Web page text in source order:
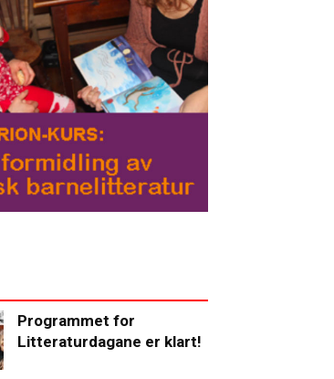
Programmet for
Litteraturdagane er klart!